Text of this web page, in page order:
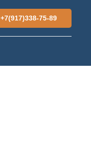
+7(917)338-75-89